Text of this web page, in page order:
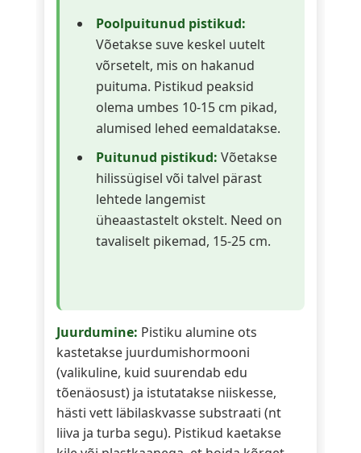
Poolpuitunud pistikud:
Võetakse suve keskel uutelt
võrsetelt, mis on hakanud
puituma. Pistikud peaksid
olema umbes 10-15 cm pikad,
alumised lehed eemaldatakse.
Puitunud pistikud: Võetakse
hilissügisel või talvel pärast
lehtede langemist
üheaastastelt okstelt. Need on
tavaliselt pikemad, 15-25 cm.
Juurdumine: Pistiku alumine ots
kastetakse juurdumishormooni
(valikuline, kuid suurendab edu
tõenäosust) ja istutatakse niiskesse,
hästi vett läbilaskvasse substraati (nt
liiva ja turba segu). Pistikud kaetakse